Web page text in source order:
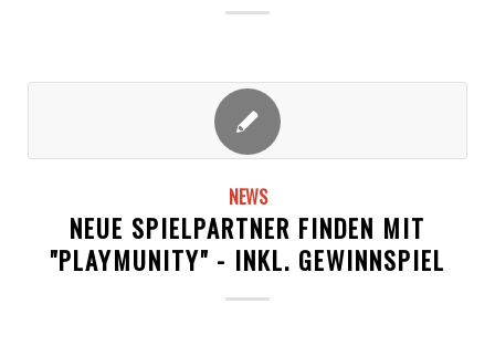
NEWS
NEUE SPIELPARTNER FINDEN MIT
"PLAYMUNITY" - INKL. GEWINNSPIEL